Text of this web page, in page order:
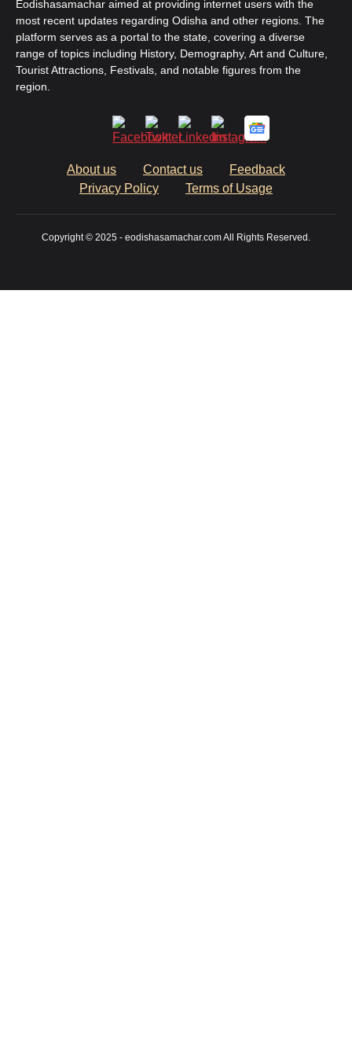
Eodishasamachar aimed at providing internet users with the
most recent updates regarding Odisha and other regions. The
platform serves as a portal to the state, covering a diverse
range of topics including History, Demography, Art and Culture,
Tourist Attractions, Festivals, and notable figures from the
region.
About us Contact us
Feedback
Privacy Policy
Terms of Usage
Copyright © 2025 - eodishasamachar.com All Rights Reserved.